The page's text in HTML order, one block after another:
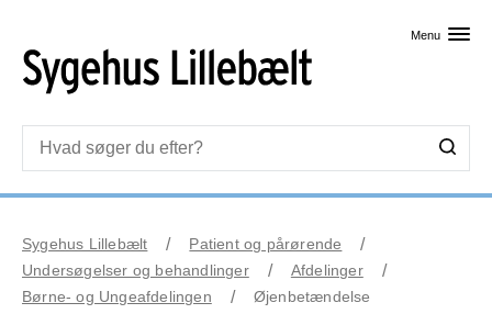
Menu
Sygehus Lillebælt
Patient og pårørende
Undersøgelser og behandlinger
Afdelinger
Børne- og Ungeafdelingen
Øjenbetændelse